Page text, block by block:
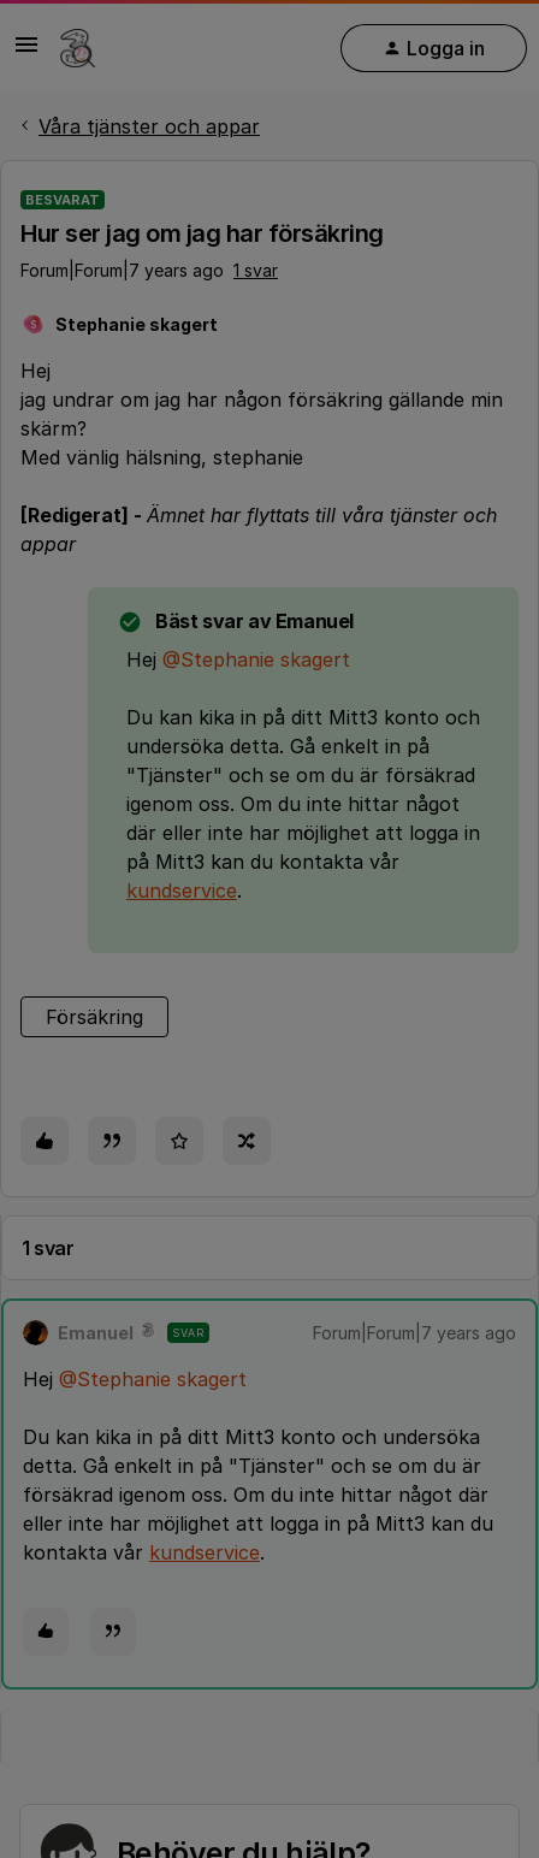
Logga in
Våra tjänster och appar
BESVARAT
Hur ser jag om jag har försäkring
Forum|Forum|7 years ago 1 svar
S Stephanie skagert
Hej
jag undrar om jag har någon försäkring gällande min
skärm?
Med vänlig hälsning, stephanie
[Redigerat] - Ämnet har flyttats till våra tjänster och
appar
Bäst svar av Emanuel
Hej @Stephanie skagert
Du kan kika in på ditt Mitt3 konto och
undersöka detta. Gå enkelt in på
"Tjänster" och se om du är försäkrad
igenom oss. Om du inte hittar något
där eller inte har möjlighet att logga in
på Mitt3 kan du kontakta vår
kundservice.
Försäkring
1 svar
Emanuel SVAR Forum|Forum|7 years ago
Hej @Stephanie skagert
Du kan kika in på ditt Mitt3 konto och undersöka
detta. Gå enkelt in på "Tjänster" och se om du är
försäkrad igenom oss. Om du inte hittar något där
eller inte har möjlighet att logga in på Mitt3 kan du
kontakta vår kundservice.